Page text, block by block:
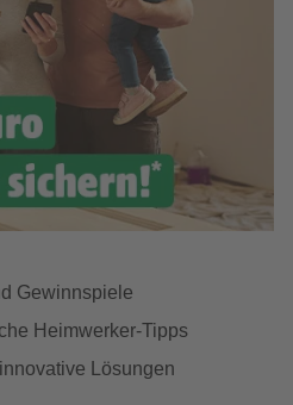
Gewinnspiele
Heimwerker-Tipps
Lösungen